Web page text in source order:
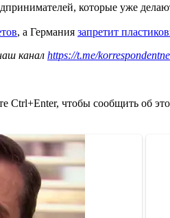
которые уже
, а Германия запретит
канал https://t.me/
Ctrl+Enter, чтобы сообщить об